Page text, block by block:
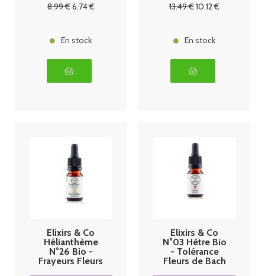
8.99€6.74€
En stock
13.49€10.12 €
En stock
Elixirs & Co
Hélianthème
N°26 Bio -
Frayeurs Fleurs
Elixirs & Co
N°03 Hêtre Bio
- Tolérance
Fleurs de Bach